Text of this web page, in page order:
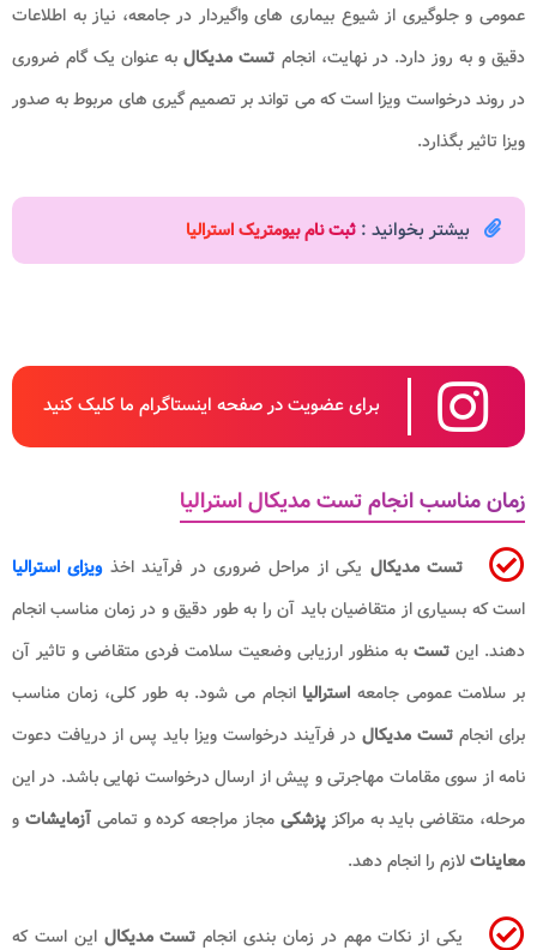
عمومی و جلوگیری از شیوع بیماری های واگیردار در جامعه، نیاز به اطلاعات
دقیق و به روز دارد. در نهایت، انجام تست مدیکالبه عنوان یک گام ضروری
در روند درخواست ویزا است که می تواند بر تصمیم گیری های مربوط به صدور
ویزا تاثیر بگذارد.
بیشتر بخوانید : ثبت نام بیومتریک استرالیا
برای عضویت در صفحه اینستاگرام ما کلیک کنید
زمان مناسب انجام تست مدیکال استرالیا
تست مدیکال یکی از مراحل ضروری در فرآیند اخذویزای استرالیا
است که بسیاری از متقاضیان باید آن را به طور دقیق و در زمان مناسب انجام
دهند. این تست به منظور ارزیابی وضعیت سلامت فردی متقاضی و تاثیر آن
بر سلامت عمومی جامعه استرالیا انجام می شود. به طور کلی، زمان مناسب
برای انجام تست مدیکال در فرآیند درخواست ویزا باید پس از دریافت دعوت
نامه از سوی مقامات مهاجرتی و پیش از ارسال درخواست نهایی باشد. در این
مرحله، متقاضی باید به مراکزپزشکی مجاز مراجعه کرده و تمامیآزمایشات و
معایناتلازم را انجام دهد.
یکی از نکات مهم در زمان بندی انجام تست مدیکال این است که